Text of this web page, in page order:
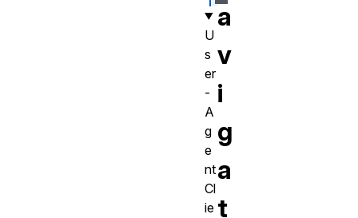
a
v
i
g
a
t
U
s
er
-
A
g
e
nt
Cl
ie